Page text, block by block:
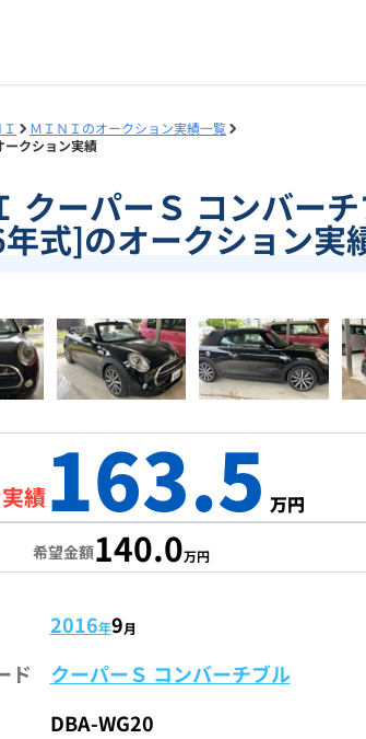
ＭＩＮＩのオークション実績一覧
クション実績
クーパーＳ コンバー
式]のオークション実
績163.5 万円
希望金額140.0万円
2016年9月
ド
クーパーＳ コンバーチブル
DBA-WG20